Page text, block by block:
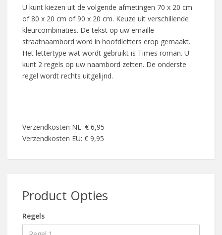
U kunt kiezen uit de volgende afmetingen 70 x 20 cm
of 80 x 20 cm of 90 x 20 cm. Keuze uit verschillende
kleurcombinaties. De tekst op uw emaille
straatnaambord word in hoofdletters erop gemaakt.
Het lettertype wat wordt gebruikt is Times roman. U
kunt 2 regels op uw naambord zetten. De onderste
regel wordt rechts uitgelijnd.
Verzendkosten NL: € 6,95
Verzendkosten EU: € 9,95
Product Opties
Regels